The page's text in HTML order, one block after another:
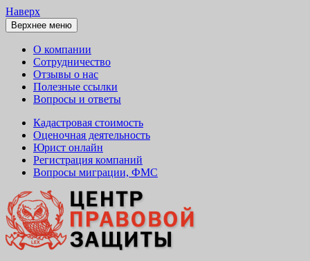
Наверх
Верхнее меню
О компании
Сотрудничество
Отзывы о нас
Полезные ссылки
Вопросы и ответы
Кадастровая стоимость
Оценочная деятельность
Юрист онлайн
Регистрация компаний
Вопросы миграции, ФМС